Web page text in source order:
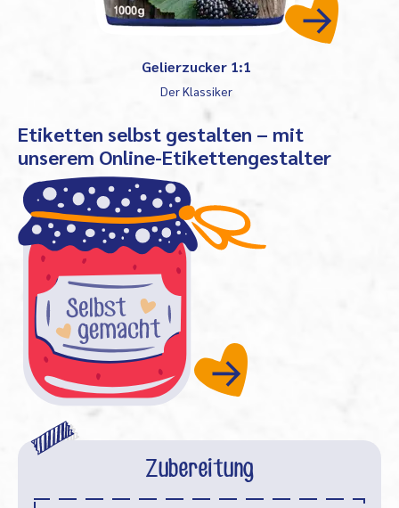
Gelierzucker 1:1
Der Klassiker
Etiketten selbst gestalten – mit
unserem Online-Etikettengestalter
Zubereitung